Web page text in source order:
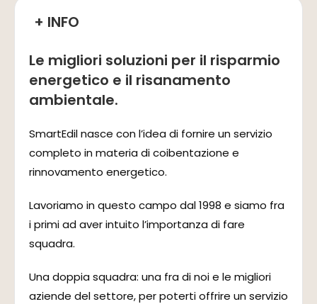
+ INFO
Le migliori soluzioni per il risparmio
energetico e il risanamento
ambientale.
SmartEdil nasce con l’idea di fornire un servizio
completo in materia di coibentazione e
rinnovamento energetico.
Lavoriamo in questo campo dal 1998 e siamo fra
i primi ad aver intuito l’importanza di fare
squadra.
Una doppia squadra: una fra di noi e le migliori
aziende del settore, per poterti offrire un servizio